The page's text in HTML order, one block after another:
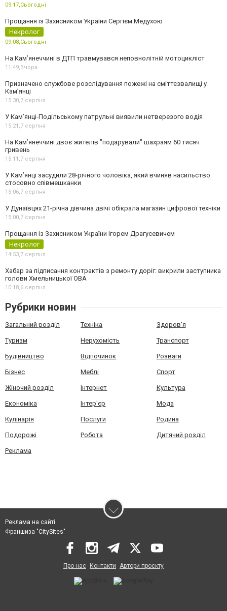
09:17,Сьогодні
Прощання із Захисником України Сергієм Медухою
Некролог
09:08,Сьогодні
На Кам’янеччині в ДТП травмувався неповнолітній мотоцикліст
11:49,Вчора
Призначено службове розслідування пожежі на сміттєзвалищі у
Кам’янці
15:30,7 серпня
У Кам’янці-Подільському патрульні виявили нетверезого водія
15:21,7 серпня
На Камʼянеччині двоє жителів "подарували" шахраям 60 тисяч
гривень
15:11,7 серпня
У Камʼянці засудили 28-річного чоловіка, який вчиняв насильство
стосовно співмешканки
15:06,7 серпня
У Дунаївцях 21-річна дівчина двічі обікрала магазин цифрової техніки
15:00,7 серпня
Прощання із Захисником України Ігорем Драгусевичем
Некролог
14:53,7 серпня
Хабар за підписання контрактів з ремонту доріг: викрили заступника
голови Хмельницької ОВА
10:18,6 серпня
Рубрики новин
Загальний розділ Техніка Здоров'я
Туризм Нерухомість Транспорт
Будівництво Відпочинок Розваги
Бізнес Меблі Спорт
Жіночий розділ Інтернет Культура
Економіка Інтер'єр Мода
Кулінарія Послуги Родина
Подорожі Робота Дитячий розділ
Реклама
Реклама на сайті
Франшиза "CitySites"
Про нас Контакти Автори проєкту